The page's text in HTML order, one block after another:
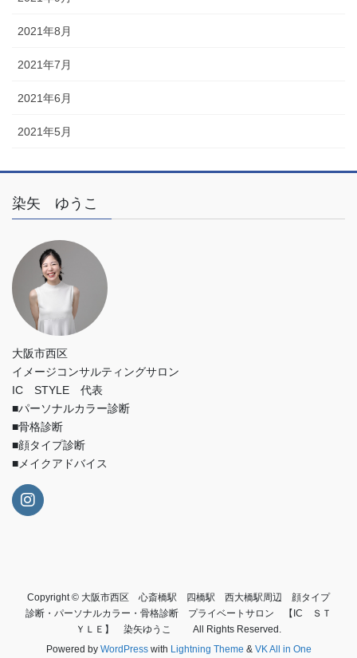
2021年8月
2021年7月
2021年6月
2021年5月
染矢 ゆうこ
大阪市西区
イメージコンサルティングサロン
IC STYLE 代表
■パーソナルカラー診断
■骨格診断
■顔タイプ診断
■メイクアドバイス
Copyright © 大阪市西区 心斎橋駅 四橋駅 西大橋駅周辺 顔タイプ
診断・パーソナルカラー・骨格診断 プライベートサロン 【IC ＳＴ
ＹＬＥ】 染矢ゆうこ All Rights Reserved.
Powered by WordPresswith Lightning Theme & VK All in One